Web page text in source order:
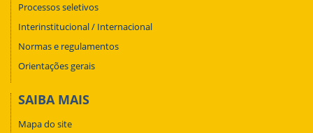
Processos seletivos
Interinstitucional / Internacional
Normas e regulamentos
Orientações gerais
SAIBA MAIS
Mapa do site